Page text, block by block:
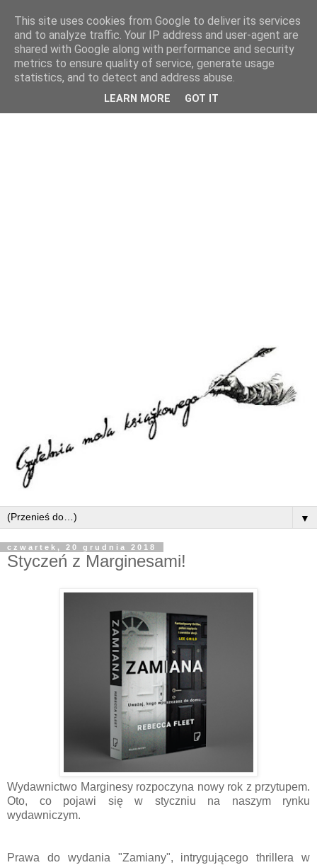
▼
czwartek, 20 grudnia 2018
Styczeń z Marginesami!
Wydawnictwo Marginesy rozpoczyna nowy rok z przytupem.
Oto, co pojawi się w styczniu na naszym rynku
wydawniczym.
Prawa do wydania "Zamiany", intrygującego thrillera w
This site uses cookies from Google to deliver its services
and to analyze traffic. Your IP address and user-agent are
shared with Google along with performance and security
metrics to ensure quality of service, generate usage
statistics, and to detect and address abuse.
LEARN MORE GOT IT